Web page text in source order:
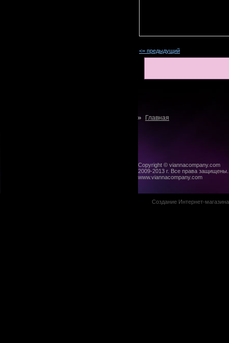
<= предыдущий
Главная
Copyright © viannacompany.com
2009-2013 г. Все права защищены.
www.viannacompany.com
Создание Интернет-